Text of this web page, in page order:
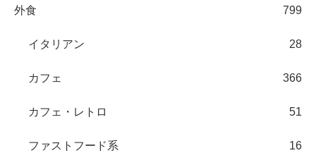
外食 799
イタリアン 28
カフェ 366
カフェ・レトロ 51
ファストフード系 16